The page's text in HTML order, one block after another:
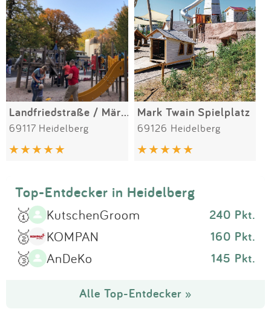
Anmelden
SPIELGERÄTE
Alle Filter (1) zurücksetzen
Landfriedstraße / Märzgasse
69117 Heidelberg
Mark Twain Spielplatz
69126 Heidelberg
Top-Entdecker in Heidelberg
🥇 KutschenGroom 240 Pkt.
🥈 KOMPAN 160 Pkt.
🥉 AnDeKo 145 Pkt.
Alle Top-Entdecker »